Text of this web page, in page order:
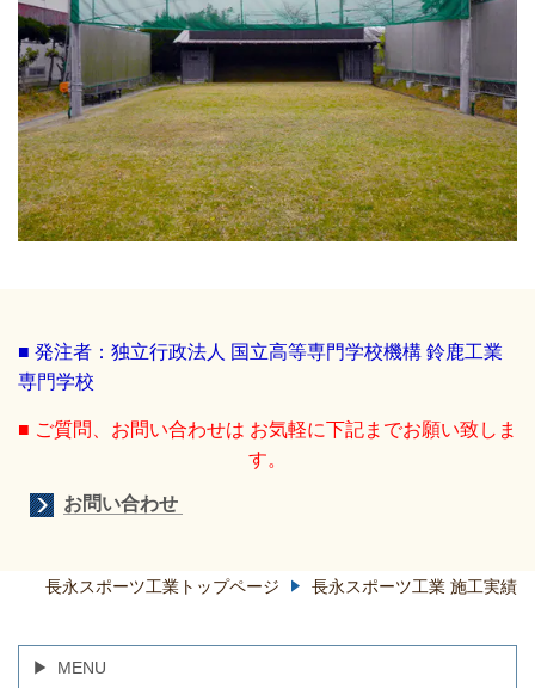
■ 発注者：独立行政法人 国立高等専門学校機構 鈴鹿工業
専門学校
■ ご質問、お問い合わせは お気軽に下記までお願い致しま
す。
お問い合わせ
長永スポーツ工業トップページ 長永スポーツ工業 施工実績
MENU